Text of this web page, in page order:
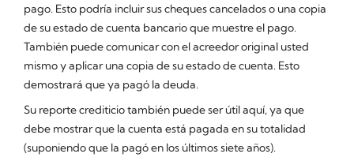
pago. Esto podría incluir sus cheques cancelados o una copia
de su estado de cuenta bancario que muestre el pago.
También puede comunicar con el acreedor original usted
mismo y aplicar una copia de su estado de cuenta. Esto
demostrará que ya pagó la deuda.
Su reporte crediticio también puede ser útil aquí, ya que
debe mostrar que la cuenta está pagada en su totalidad
(suponiendo que la pagó en los últimos siete años).